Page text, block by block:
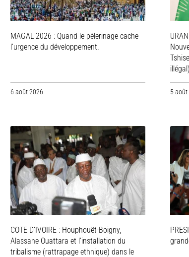
MAGAL 2026 : Quand le pèlerinage cache
l’urgence du développement.
6 août 2026 5 août
COTE D’IVOIRE : Houphouët-Boigny,
Alassane Ouattara et l’installation du
tribalisme (rattrapage ethnique) dans le